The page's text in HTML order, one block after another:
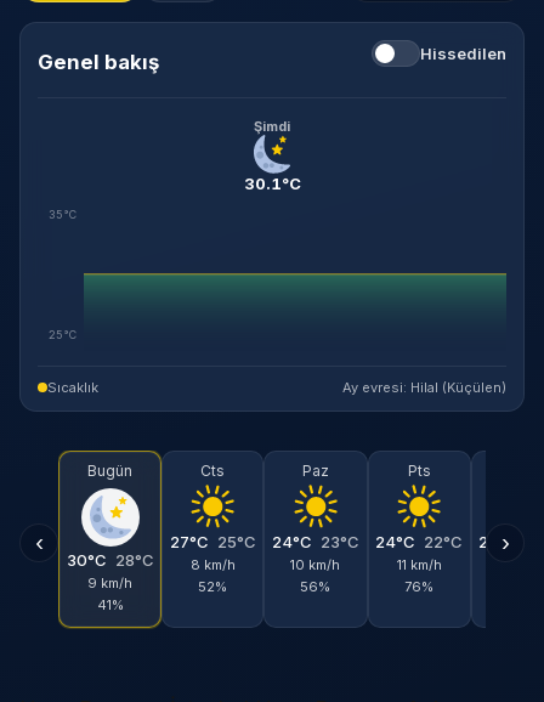
Genel bakış Hissedilen
Şimdi
30.1°C
35°C
25°C
Sıcaklık Ay evresi: Hilal (Küçülen)
‹
Bugün
30°C 28°C
9 km/h
41%
Cts
27°C 25°C
8 km/h
52%
Paz
24°C 23°C
10 km/h
56%
Pts
24°C 22°C
11 km/h
76%
24°C
›